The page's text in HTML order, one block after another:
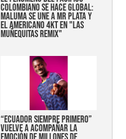
COLOMBIANO SE HACE GLOBAL:
MALUMA SE UNE A MR PLATA Y
EL AMERICANO 4KT EN "LAS
MUÑEQUITAS REMIX"
“Ecuador siempre primero”
vuelve a acompañar la